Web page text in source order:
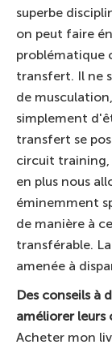
superbe
on peut faire
problématique
transfert. Il ne
de
simplement
transfert se
circuit training,
en plus nous
éminemment
de manière à
transférable.
amenée à
Des conseils à
améliorer leurs
Acheter mon